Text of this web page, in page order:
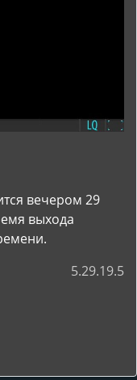
вечером 29
выхода
5.29.19.5